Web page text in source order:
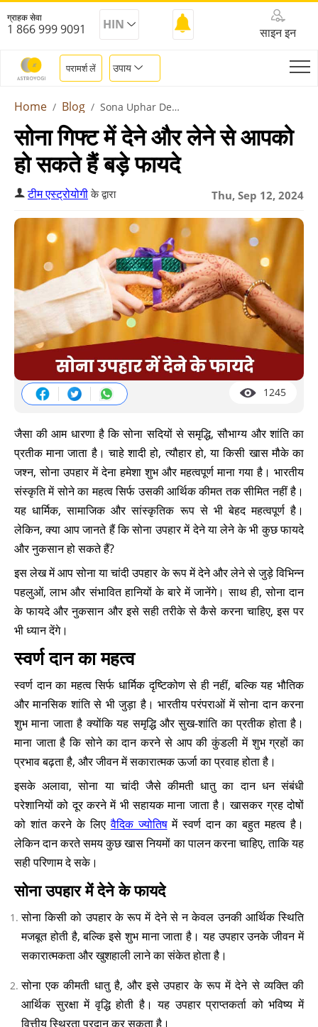
ग्राहक सेवा
1 866 999 9091 HIN
साइन इन
परामर्श लें उपाय
Home Blog Sona Uphar Dene Ke Fayde Aur Nuksan
सोना गिफ्ट में देने और लेने से आपको
हो सकते हैं बड़े फायदे
Thu, Sep 12, 2024
टीम एस्ट्रोयोगीके द्वारा
1245
जैसा की आम धारणा है कि सोना सदियों से समृद्धि, सौभाग्य और शांति का
प्रतीक माना जाता है। चाहे शादी हो, त्यौहार हो, या किसी खास मौके का
जश्न, सोना उपहार में देना हमेशा शुभ और महत्वपूर्ण माना गया है। भारतीय
संस्कृति में सोने का महत्व सिर्फ उसकी आर्थिक कीमत तक सीमित नहीं है।
यह धार्मिक, सामाजिक और सांस्कृतिक रूप से भी बेहद महत्वपूर्ण है।
लेकिन, क्या आप जानते हैं कि सोना उपहार में देने या लेने के भी कुछ फायदे
और नुकसान हो सकते हैं?
इस लेख में आप सोना या चांदी उपहार के रूप में देने और लेने से जुड़े विभिन्न
पहलुओं, लाभ और संभावित हानियों के बारे में जानेंगे। साथ ही, सोना दान
के फायदे और नुकसान और इसे सही तरीके से कैसे करना चाहिए, इस पर
भी ध्यान देंगे।
स्वर्ण दान का महत्व
स्वर्ण दान का महत्व सिर्फ धार्मिक दृष्टिकोण से ही नहीं, बल्कि यह भौतिक
और मानसिक शांति से भी जुड़ा है। भारतीय परंपराओं में सोना दान करना
शुभ माना जाता है क्योंकि यह समृद्धि और सुख-शांति का प्रतीक होता है।
माना जाता है कि सोने का दान करने से आप की कुंडली में शुभ ग्रहों का
प्रभाव बढ़ता है, और जीवन में सकारात्मक ऊर्जा का प्रवाह होता है।
इसके अलावा, सोना या चांदी जैसे कीमती धातु का दान धन संबंधी
परेशानियों को दूर करने में भी सहायक माना जाता है। खासकर ग्रह दोषों
को शांत करने के लिएवैदिक ज्योतिषमें स्वर्ण दान का बहुत महत्व है।
लेकिन दान करते समय कुछ खास नियमों का पालन करना चाहिए, ताकि यह
सही परिणाम दे सके।
सोना उपहार में देने के फायदे
सोना किसी को उपहार के रूप में देने से न केवल उनकी आर्थिक स्थिति
मजबूत होती है, बल्कि इसे शुभ माना जाता है। यह उपहार उनके जीवन में
सकारात्मकता और खुशहाली लाने का संकेत होता है।
सोना एक कीमती धातु है, और इसे उपहार के रूप में देने से व्यक्ति की
आर्थिक सुरक्षा में वृद्धि होती है। यह उपहार प्राप्तकर्ता को भविष्य में
वित्तीय स्थिरता प्रदान कर सकता है।